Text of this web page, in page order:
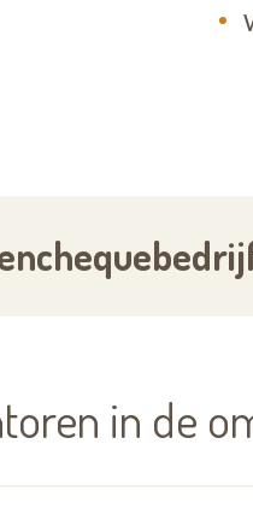
in de